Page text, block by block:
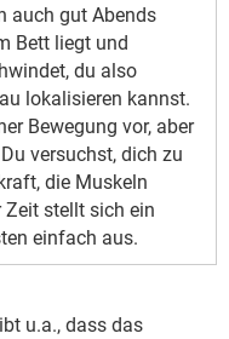
auch gut Abends
Bett liegt und
du also
lokalisieren kannst.
Bewegung vor, aber
versuchst, dich zu
die Muskeln
Zeit stellt sich ein
einfach aus.
u.a., dass das